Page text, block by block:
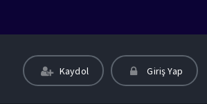
Kaydol Giriş Yap